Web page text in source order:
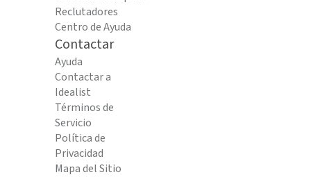
Reclutadores
Centro de Ayuda
Contactar
Ayuda
Contactar a
Idealist
Términos de
Servicio
Política de
Privacidad
Mapa del Sitio